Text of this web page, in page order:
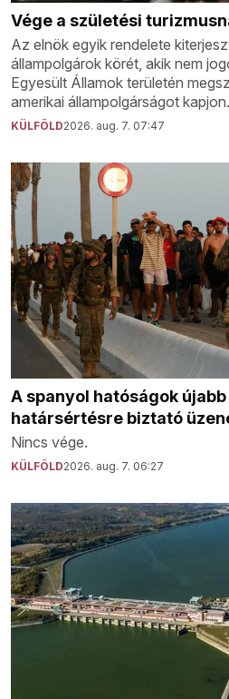
Vége a születési
Az elnök egyik rendelete
állampolgárok körét, akik nem
Egyesült Államok területén
amerikai állampolgárságot kapjon.
KÜLFÖLD2026. aug. 7. 07:47
A spanyol hatóságok
határsértésre biztató
Nincs vége.
KÜLFÖLD2026. aug. 7. 06:27